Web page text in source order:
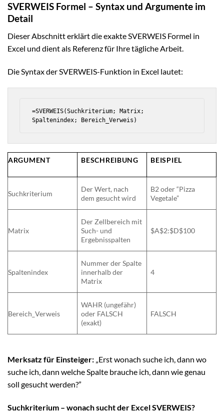
SVERWEIS Formel – Syntax und Argumente im
Detail
Dieser Abschnitt erklärt die exakte SVERWEIS Formel in
Excel und dient als Referenz für Ihre tägliche Arbeit.
Die Syntax der SVERWEIS-Funktion in Excel lautet:
=SVERWEIS(Suchkriterium; Matrix;
Spaltenindex; Bereich_Verweis)
ARGUMENT BESCHREIBUNG BEISPIEL
Suchkriterium
Der Wert, nach
dem gesucht wird
B2 oder “Pizza
Vegetale”
Matrix
Der Zellbereich mit
Such- und
Ergebnisspalten
$A$2:$D$100
Spaltenindex
Nummer der Spalte
innerhalb der
Matrix
4
Bereich_Verweis
WAHR (ungefähr)
oder FALSCH
(exakt)
FALSCH
Merksatz für Einsteiger: „Erst wonach suche ich, dann wo
suche ich, dann welche Spalte brauche ich, dann wie genau
soll gesucht werden?”
Suchkriterium – wonach sucht der Excel SVERWEIS?